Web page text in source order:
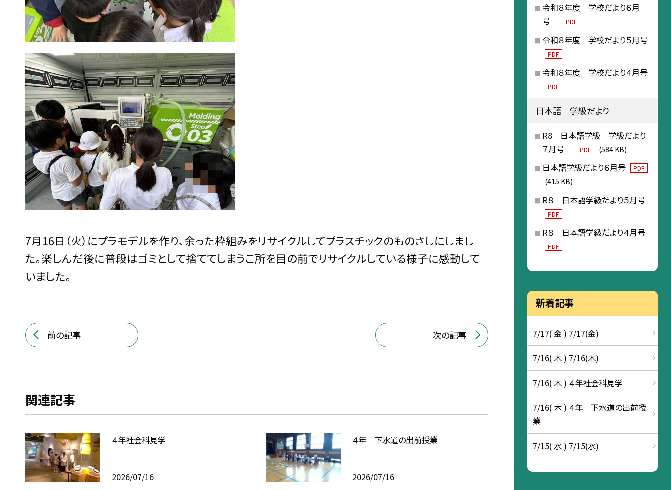
7月16日（火）にプラモデルを作り、余った枠組みをリサイクルしてプラスチックのものさしにしまし
た。楽しんだ後に普段はゴミとして捨ててしまうこ所を目の前でリサイクルしている様子に感動して
いました。
前の記事 次の記事
関連記事
４年社会科見学
2026/07/16
４年 下水道の出前授業
2026/07/16
令和８年度 学校だより６月
号
PDF
令和８年度 学校だより５月号
PDF
令和８年度 学校だより４月号
PDF
日本語 学級だより
R8 日本語学級 学級だより
７月号
PDF (584 KB)
日本語学級だより６月号 PDF
(415 KB)
R８ 日本語学級だより５月号
PDF
R８ 日本語学級だより４月号
PDF
新着記事
7/17( 金 ) 7/17(金)
7/16( 木 ) 7/16(木)
7/16( 木 ) ４年社会科見学
7/16( 木 ) ４年 下水道の出前授
業
7/15( 水 ) 7/15(水)